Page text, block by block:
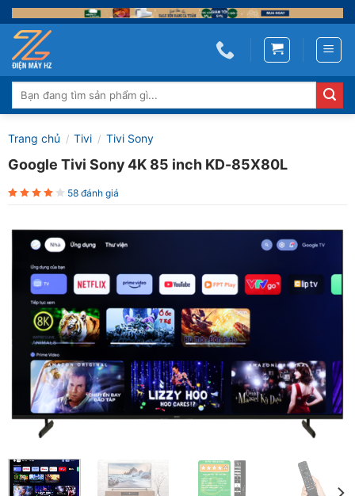
Skip
to
content
Tìm
kiếm:
Trang chủ / Tivi / Tivi Sony
Google Tivi Sony 4K 85 inch KD-85X80L
58 đánh giá